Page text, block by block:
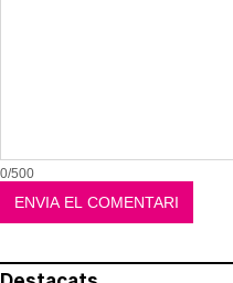
0/500